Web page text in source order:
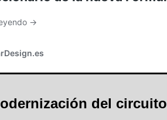
del circuito